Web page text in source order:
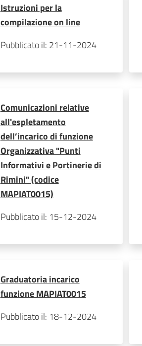
Istruzioni per la
compilazione on line
Pubblicato il: 21-11-2024
Comunicazioni relative
all'espletamento
dell’incarico di funzione
Organizzativa "Punti
Informativi e Portinerie di
Rimini" (codice
MAPIAT0015)
Pubblicato il: 15-12-2024
Graduatoria incarico
funzione MAPIAT0015
Pubblicato il: 18-12-2024